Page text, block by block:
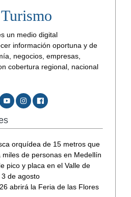
un medio digital
información oportuna y de
negocios, empresas,
cobertura regional, nacional
orquídea de 15 metros que
de personas en Medellín
pico y placa en el Valle de
de agosto
abrirá la Feria de las Flores